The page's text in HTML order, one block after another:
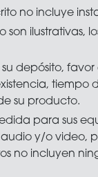
no incluye
son ilustrativas,
depósito,
tiempo
su producto.
para sus
y/o video,
no incluyen